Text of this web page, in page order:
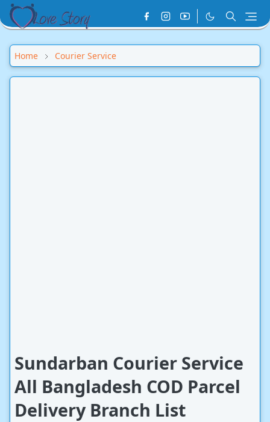
Home Courier Service
Sundarban Courier Service
All Bangladesh COD Parcel
Delivery Branch List